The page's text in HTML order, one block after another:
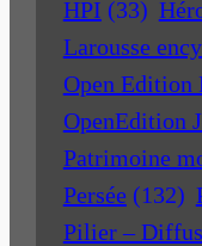
HPI (33)
Larousse
Open Edition
OpenEdition
Patrimoine
Persée (132)
Pilier –